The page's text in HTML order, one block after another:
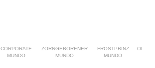
CORPORATE
MUNDO
ZORNGEBORENER
MUNDO
FROSTPRINZ
MUNDO
OPUS